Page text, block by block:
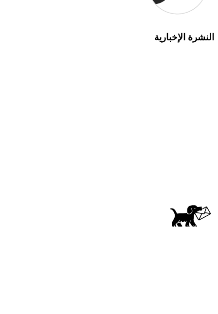
النشرة الإخبارية